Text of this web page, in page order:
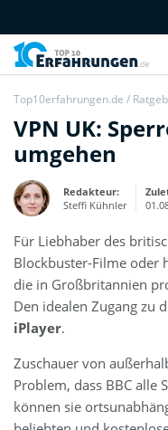
Unser Redaktionsteam
Top10erfahrungen.de /
VPN UK:
umgehen
Redakteur:
Steffi Kühnler
Thema:
Produkt-
Mein
IT-Studium
Für Liebhaber des
Blockbuster-Filme oder
die in Großbritannien
Den idealen Zugang zu
iPlayer.
Zuschauer von
Problem, dass BBC alle
können sie